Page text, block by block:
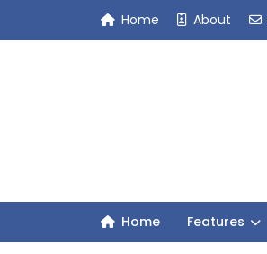
Home About
Home Features